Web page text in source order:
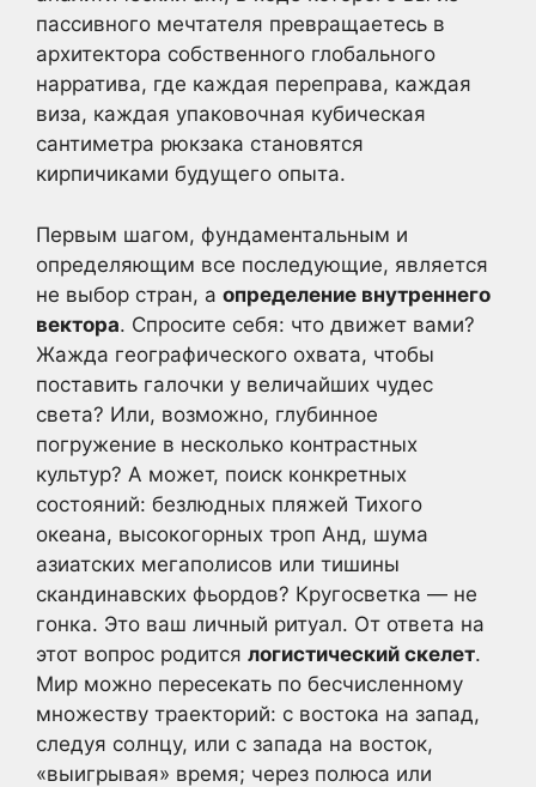
пассивного мечтателя превращаетесь в
архитектора собственного глобального
нарратива, где каждая переправа, каждая
виза, каждая упаковочная кубическая
сантиметра рюкзака становятся
кирпичиками будущего опыта.
Первым шагом, фундаментальным и
определяющим все последующие, является
не выбор стран, а определение внутреннего
вектора. Спросите себя: что движет вами?
Жажда географического охвата, чтобы
поставить галочки у величайших чудес
света? Или, возможно, глубинное
погружение в несколько контрастных
культур? А может, поиск конкретных
состояний: безлюдных пляжей Тихого
океана, высокогорных троп Анд, шума
азиатских мегаполисов или тишины
скандинавских фьордов? Кругосветка — не
гонка. Это ваш личный ритуал. От ответа на
этот вопрос родится логистический скелет.
Мир можно пересекать по бесчисленному
множеству траекторий: с востока на запад,
следуя солнцу, или с запада на восток,
«выигрывая» время; через полюса или